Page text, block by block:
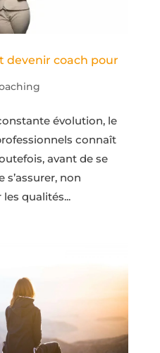
devenir coach pour
évolution, le
connaît
avant de se
s’assurer, non
qualités...